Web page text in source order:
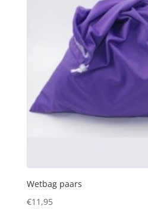
Wetbag paars
€11,95